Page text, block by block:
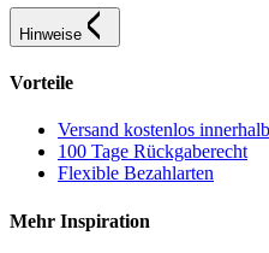
Hinweise
Vorteile
Versand kostenlos
100 Tage Rückgaberecht
Flexible Bezahlarten
Mehr Inspiration